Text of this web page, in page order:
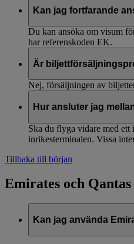
Kan jag fortfarande
Du kan ansöka om visum
har referenskoden EK.
Är
Nej, försäljningen av
Hur ansluter jag
Ska du flyga vidare med
inrikesterminalen. Vissa
Tillbaka till början
Emirates och
Kan jag använda